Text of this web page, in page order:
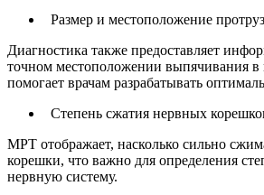
Размер и местоположение
Диагностика также предоставляет
точном местоположении выпячивания в
помогает врачам разрабатывать
Степень сжатия нервных
МРТ отображает, насколько сильно
корешки, что важно для определения
нервную систему.